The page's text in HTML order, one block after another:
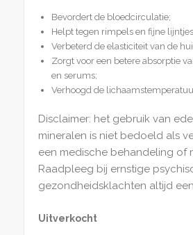
Bevordert de bloedcirculatie;
Helpt tegen rimpels en fijne
Verbeterd de elasticiteit van de
Zorgt voor een betere absorptie
en serums;
Verhoogd de
Disclaimer: het gebruik van
mineralen is niet bedoeld als
een medische behandeling of
Raadpleeg bij ernstige
gezondheidsklachten altijd
Uitverkocht